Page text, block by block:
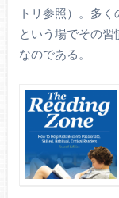
トリ参照）。多
という場でその
なのである。